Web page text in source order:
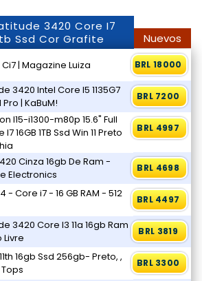
3420 Core I7
Ssd Cor Grafite
Nuevos
| Magazine Luiza BRL 18000
3420 Intel Core I5 1135G7
Pro | KaBuM!
BRL 7200
I15-i1300-m80p 15.6" Full
16GB 1TB Ssd Win 11 Preto
BRL 4997
Cinza 16gb De Ram -
Electronics
BRL 4698
- Core i7 - 16 GB RAM - 512
BRL 4497
3420 Core I3 11a 16gb Ram
BRL 3819
16gb Ssd 256gb- Preto, ,
BRL 3300